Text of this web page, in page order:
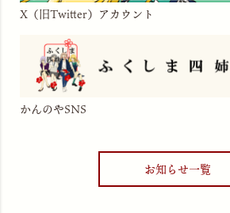
X（旧Twitter）アカウント
かんのやSNS
お知らせ一覧